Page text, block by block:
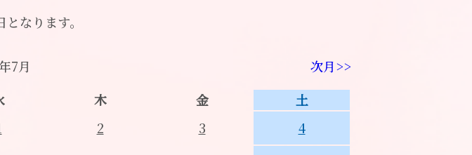
なります。
7月
次月>>
木 金
土
2 3
4